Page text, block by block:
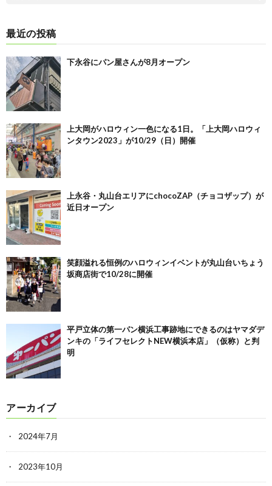
最近の投稿
下永谷にパン屋さんが8月オープン
上大岡がハロウィン一色になる1日。「上大岡ハロウィ
ンタウン2023」が10/29（日）開催
上永谷・丸山台エリアにchocoZAP（チョコザップ）が
近日オープン
笑顔溢れる恒例のハロウィンイベントが丸山台いちょう
坂商店街で10/28に開催
平戸立体の第一パン横浜工事跡地にできるのはヤマダデ
ンキの「ライフセレクトNEW横浜本店」（仮称）と判
明
アーカイブ
2024年7月
2023年10月